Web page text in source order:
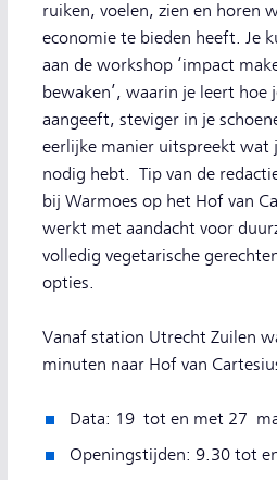
ruiken, voelen, zien en horen
economie te bieden heeft. Je
aan de workshop ‘impact
bewaken’, waarin je leert hoe
aangeeft, steviger in je
eerlijke manier uitspreekt wat
nodig hebt. Tip van de
bij Warmoes op het Hof van
werkt met aandacht voor
volledig vegetarische
opties.
Vanaf station Utrecht Zuilen
minuten naar Hof van
Data: 19 tot en met 27
Openingstijden: 9.30 tot